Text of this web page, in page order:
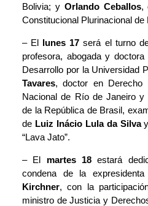
Bolivia; y Orlando Ceballos,
Constitucional Plurinacional de
– El lunes 17 será el turno
profesora, abogada y
Desarrollo por la Universidad
Tavares, doctor en Derecho
Nacional de Río de Janeiro y
de la República de Brasil,
de Luiz Inácio Lula da Silvay
“Lava Jato”.
– El martes 18estará
condena de la expresidenta
Kirchner, con la
ministro de Justicia y